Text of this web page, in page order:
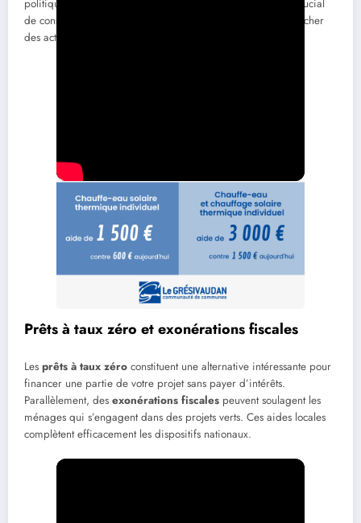
politiques régionales. Pour bénéficier de ce soutien, il est crucial
de consulter les sites des conseils régionaux ou de se rapprocher
des acteurs locaux spécialisés.
Prêts à taux zéro et exonérations fiscales
Les prêts à taux zéro constituent une alternative intéressante pour
financer une partie de votre projet sans payer d’intérêts.
Parallèlement, des exonérations fiscales peuvent soulagent les
ménages qui s’engagent dans des projets verts. Ces aides locales
complètent efficacement les dispositifs nationaux.